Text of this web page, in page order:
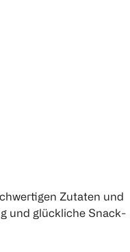
Zutaten und
und glückliche Snack-